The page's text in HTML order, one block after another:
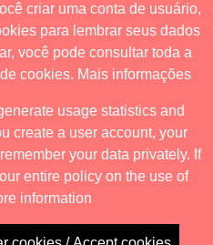
exclusivamente bajo una
Commons Atribución-
4.0 .
usar el visor de JATS Studio
2026. Para obtener los formatos
criar uma conta de usuário,
para lembrar seus dados
você pode consultar toda a
cookies. Mais informações
usage statistics and
create a user account, your
your data privately. If
entire policy on the use of
information